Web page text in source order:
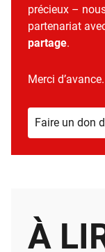
précieux –
partenariat
partage.
Merci d’avance.
Faire un don
À